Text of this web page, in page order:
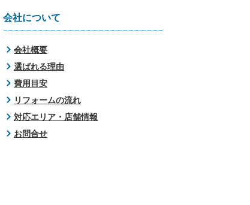
会社について
会社概要
選ばれる理由
費用目安
リフォームの流れ
対応エリア・店舗情報
お問合せ